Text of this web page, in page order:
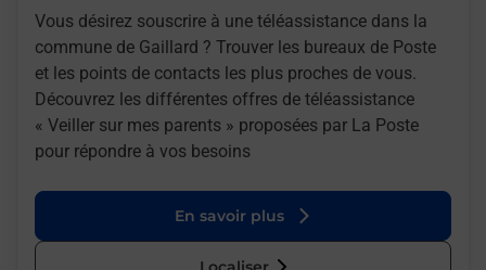
Vous désirez souscrire à une téléassistance dans la
commune de Gaillard ? Trouver les bureaux de Poste
et les points de contacts les plus proches de vous.
Découvrez les différentes offres de téléassistance
« Veiller sur mes parents » proposées par La Poste
pour répondre à vos besoins
En savoir plus